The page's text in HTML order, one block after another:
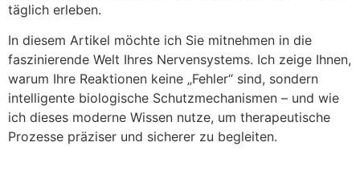
täglich erleben.
In diesem Artikel möchte ich Sie mitnehmen in die
faszinierende Welt Ihres Nervensystems. Ich zeige Ihnen,
warum Ihre Reaktionen keine „Fehler“ sind, sondern
intelligente biologische Schutzmechanismen – und wie
ich dieses moderne Wissen nutze, um therapeutische
Prozesse präziser und sicherer zu begleiten.